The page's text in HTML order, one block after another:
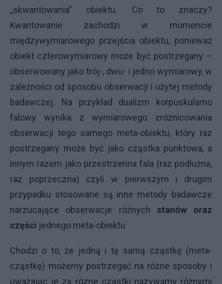
„skwantowania” obiektu. Co to znaczy?
Kwantowanie zachodzi w momencie
międzywymiarowego przejścia obiektu, ponieważ
obiekt czterowymiarowy może być postrzegany –
obserwowany jako trój-, dwu- i jedno wymiarowy, w
zależności od sposobu obserwacji i użytej metody
badawczej. Na przykład dualizm korpuskularno
falowy wynika z wymiarowego zróżnicowania
obserwacji tego samego meta-obiektu, który raz
postrzegany może być jako cząstka punktowa, a
innym razem jako przestrzenna fala (raz podłużna,
raz poprzeczna) czyli w pierwszym i drugim
przypadku stosowane są inne metody badawcze
narzucające obserwacje różnych stanów oraz
części jednego meta-obiektu
Chodzi o to, że jedną i tę samą cząstkę (meta-
cząstkę) możemy postrzegać na różne sposoby i
uważając je za rózne cząstki nazywamy różnymi